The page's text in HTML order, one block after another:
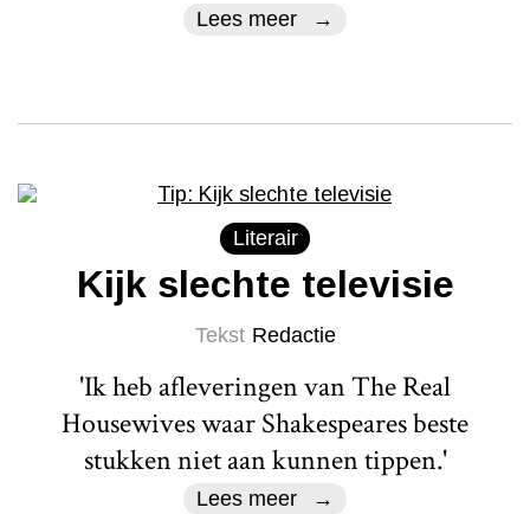
Lees meer
Literair
Kijk slechte televisie
Tekst Redactie
'Ik heb afleveringen van The Real
Housewives waar Shakespeares beste
stukken niet aan kunnen tippen.'
Lees meer